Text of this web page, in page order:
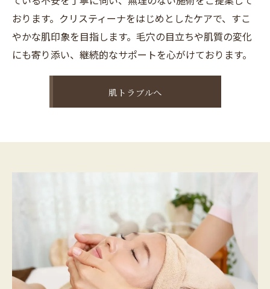
おります。クリスティーナをはじめとしたケアで、すこ
やかな肌印象を目指します。毛穴の目立ちや肌質の変化
にも寄り添い、継続的なサポートを心がけております。
肌トラブルへ